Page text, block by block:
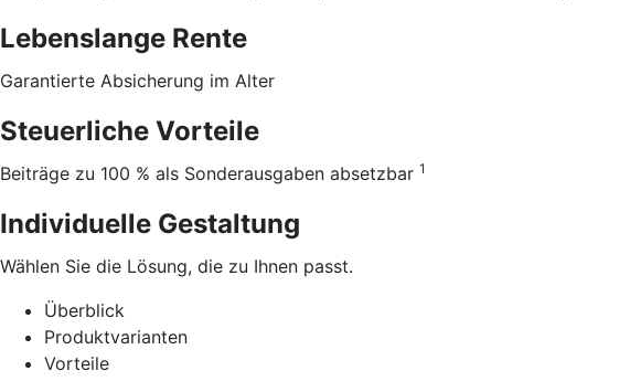
Lebenslange Rente
Garantierte Absicherung im Alter
Steuerliche Vorteile
Beiträge zu 100 % als Sonderausgaben absetzbar 1
Individuelle Gestaltung
Wählen Sie die Lösung, die zu Ihnen passt.
Überblick
Produktvarianten
Vorteile